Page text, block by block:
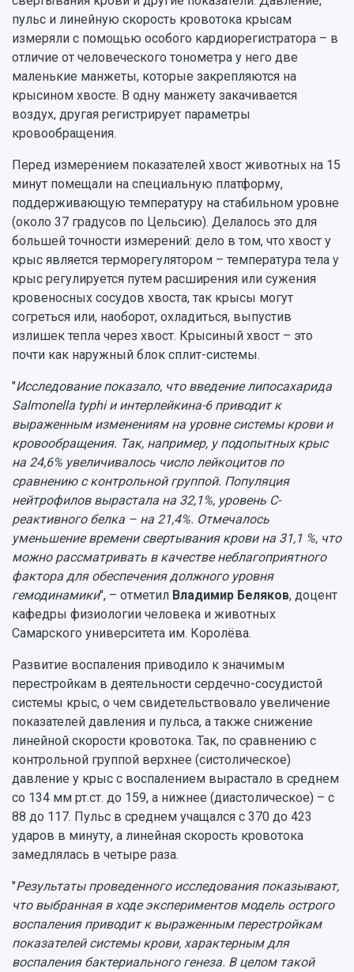
пульс и линейную скорость кровотока крысам
измеряли с помощью особого кардиорегистратора – в
отличие от человеческого тонометра у него две
маленькие манжеты, которые закрепляются на
крысином хвосте. В одну манжету закачивается
воздух, другая регистрирует параметры
кровообращения.
Перед измерением показателей хвост животных на 15
минут помещали на специальную платформу,
поддерживающую температуру на стабильном уровне
(около 37 градусов по Цельсию). Делалось это для
большей точности измерений: дело в том, что хвост у
крыс является терморегулятором – температура тела у
крыс регулируется путем расширения или сужения
кровеносных сосудов хвоста, так крысы могут
согреться или, наоборот, охладиться, выпустив
излишек тепла через хвост. Крысиный хвост – это
почти как наружный блок сплит-системы.
"Исследование показало, что введение липосахарида
Salmonella typhi и интерлейкина-6 приводит к
выраженным изменениям на уровне системы крови и
кровообращения. Так, например, у подопытных крыс
на 24,6% увеличивалось число лейкоцитов по
сравнению с контрольной группой. Популяция
нейтрофилов вырастала на 32,1%, уровень С-
реактивного белка – на 21,4%. Отмечалось
уменьшение времени свертывания крови на 31,1 %, что
можно рассматривать в качестве неблагоприятного
фактора для обеспечения должного уровня
гемодинамики", – отметил Владимир Беляков, доцент
кафедры физиологии человека и животных
Самарского университета им. Королёва.
Развитие воспаления приводило к значимым
перестройкам в деятельности сердечно-сосудистой
системы крыс, о чем свидетельствовало увеличение
показателей давления и пульса, а также снижение
линейной скорости кровотока. Так, по сравнению с
контрольной группой верхнее (систолическое)
давление у крыс с воспалением вырастало в среднем
со 134 мм рт.ст. до 159, а нижнее (диастолическое) – с
88 до 117. Пульс в среднем учащался с 370 до 423
ударов в минуту, а линейная скорость кровотока
замедлялась в четыре раза.
"Результаты проведенного исследования показывают,
что выбранная в ходе экспериментов модель острого
воспаления приводит к выраженным перестройкам
показателей системы крови, характерным для
воспаления бактериального генеза. В целом такой